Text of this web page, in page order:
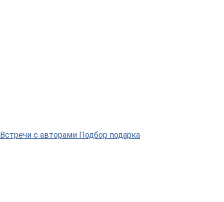
Встречи с авторами Подбор подарка